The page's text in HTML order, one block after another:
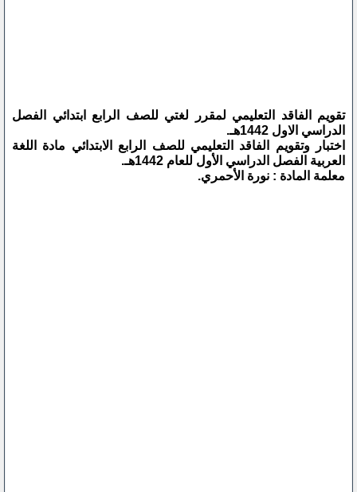
تقويم الفاقد التعليمي لمقرر لغتي للصف الرابع ابتدائي الفصل
الدراسي الاول 1442هـ.
اختبار وتقويم الفاقد التعليمي للصف الرابع الابتدائي مادة اللغة
العربية الفصل الدراسي الأول للعام 1442هـ.
معلمة المادة : نورة الأحمري.